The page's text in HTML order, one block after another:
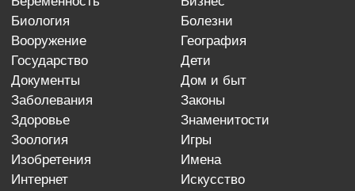
биология
болезни
вооружение
география
государство
дети
документы
дом и быт
заболевания
законы
здоровье
знаменитости
зоология
игры
изобретения
имена
интернет
искусство